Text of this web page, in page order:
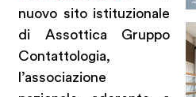
nuovo sito istituzionale
di Assottica Gruppo
Contattologia,
l’associazione